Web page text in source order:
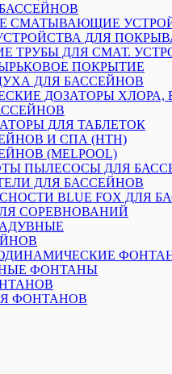
СМАТЫВАЮЩИЕ
ДЛЯ
ТРУБЫ ДЛЯ СМАТ.
ПОКРЫТИЕ
ДЛЯ БАССЕЙНОВ
ДОЗАТОРЫ ХЛОРА,
ДЛЯ ТАБЛЕТОК
И СПА (HTH)
(MELPOOL)
ПЫЛЕСОСЫ ДЛЯ
ДЛЯ БАССЕЙНОВ
BLUE FOX ДЛЯ
СОРЕВНОВАНИЙ
ФОНТАНЫ
ФОНТАНОВ